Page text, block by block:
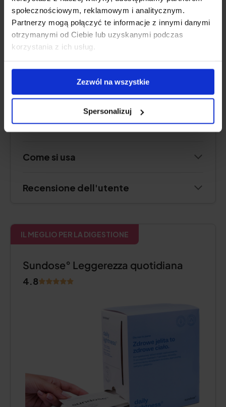
społecznościowym, reklamowym i analitycznym.
Partnerzy mogą połączyć te informacje z innymi danymi
otrzymanymi od Ciebie lub uzyskanymi podczas
korzystania z ich usług.
Zezwól na wszystkie
Spersonalizuj
J.S.Hamilton
Controlla il prezzo
Descrizione del prodotto
Pro e contro
Come si usa
Recensione dell'utente
IL MEGLIO PER LA DIGESTIONE
Sundose° Leggerezza quotidiana
4.8